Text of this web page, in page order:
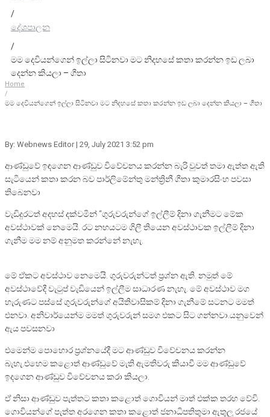
/
දේශපාලන
/
මම දෙවියන්ගෙන් ඉල්ලා සිටිනවා මට නිදහසේ කතා කරන්න ඉඩ ලබා
දෙන්න කියලා – ගීතා
Home
/
මම දෙවියන්ගෙන් ඉල්ලා සිටිනවා මට නිදහසේ කතා කරන්න ඉඩ ලබා දෙන්න කියලා – ගීතා
By: Webnews Editor | 29, July 2021 3:52 pm
ආණ්ඩුවේ ඉඳගෙන ආණ්ඩුව විවේචනය කරන්න බැරි වුවත් තමා ඇත්ත ඇති
සැටියෙන් කතා කරන බව පාර්ලිමේන්තු මන්ත්‍රිනී ගීතා කුමාරසිංහ පවසා
තිබෙනවා
වැඩිදුරටත් අදහස් දක්වමින් “ගුරුවරුන්ගේ ඉල්ලීම් දිනා ගැනීමට මේක
අවස්ථාවක් නෙමෙයි. රට නහයටම ගිලී තියෙන අවස්ථාවක ඉල්ලීම් දිනා
ගැනීම මම නම් අනුමත කරන්නේ නැහැ.
මේ ඒකට අවස්ථාව නෙමෙයි. ගුරුවරුන්ටත් ප්‍රශ්න ඇති. නමුත් මේ
අවස්ථාවේදී වැටුප් වැඩියෙන් ඉල්ලීම සාධාරණ නැහැ. මේ අවස්ථාව මග
හැරුණට පස්සේ ගුරුවරුන්ගේ අයිතිවාසිකම් දිනා ගැනීමේ සටනට මමත්
එනවා. අනිවාර්යෙන්ම මමත් ගුරුවරුන් සමග එකට සිට ගන්නවා.යනුවෙන්
ඇය පවසනවා
එමෙන්ම පොහොර ප්‍රශ්නයේදී මට ආණ්ඩුව විවේචනය කරන්න
බැහැ.එහෙම කළොත් ආණ්ඩුවේ මැති ඇමතිවරු කියාවී මම ආණ්ඩුවේ
ඉදගෙන ආණ්ඩුව විවේචනය කරා කියලා.
ඒ නිසා ආණ්ඩුව පැත්තට කතා කළොත් ගොවියන් මාත් එක්ක තරහ වේවි.
ගොවියන්ගේ පැත්ත අරගෙන කතා කළොත් ජනාධිපතිතුමා ඇතුලු රජයේ